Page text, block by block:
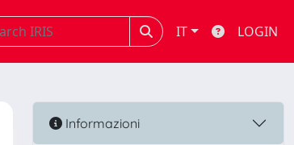
IT LOGIN
Informazioni